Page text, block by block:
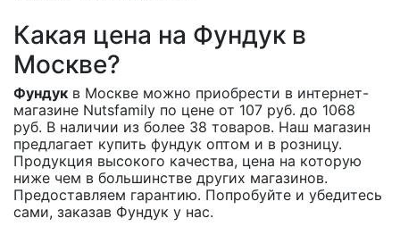
Какая цена на Фундук в
Москве?
Фундук в Москве можно приобрести в интернет-
магазине Nutsfamily по цене от 107 руб. до 1068
руб. В наличии из более 38 товаров. Наш магазин
предлагает купить фундук оптом и в розницу.
Продукция высокого качества, цена на которую
ниже чем в большинстве других магазинов.
Предоставляем гарантию. Попробуйте и убедитесь
сами, заказав Фундук у нас.